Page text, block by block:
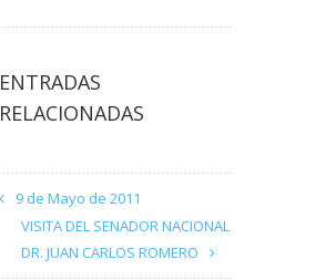
ENTRADAS
RELACIONADAS
9 de Mayo de 2011
VISITA DEL SENADOR NACIONAL
DR. JUAN CARLOS ROMERO